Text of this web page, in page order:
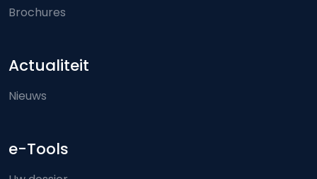
Brochures
Actualiteit
Nieuws
e-Tools